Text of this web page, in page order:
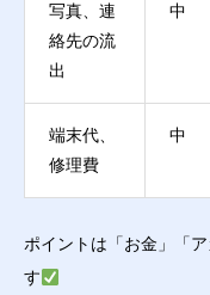
写真、連
絡先の流
出
中
端末代、
修理費
中
ポイントは「お金」「
す